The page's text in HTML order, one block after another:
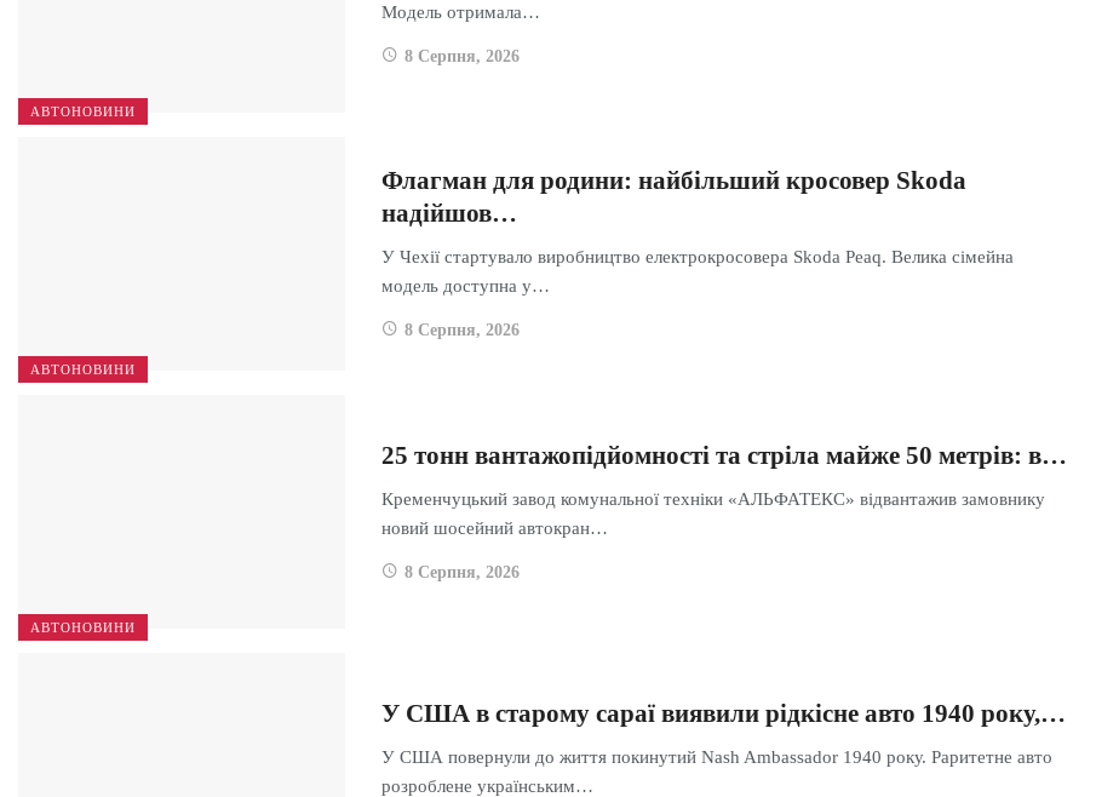
АВТОНОВИНИ
Модель отримала…
8 Серпня, 2026
АВТОНОВИНИ
Флагман для родини: найбільший кросовер Skoda
надійшов…
У Чехії стартувало виробництво електрокросовера Skoda Peaq. Велика сімейна
модель доступна у…
8 Серпня, 2026
АВТОНОВИНИ
25 тонн вантажопідйомності та стріла майже 50 метрів: в…
Кременчуцький завод комунальної техніки «АЛЬФАТЕКС» відвантажив замовнику
новий шосейний автокран…
8 Серпня, 2026
У США в старому сараї виявили рідкісне авто 1940 року,…
У США повернули до життя покинутий Nash Ambassador 1940 року. Раритетне авто
розроблене українським…